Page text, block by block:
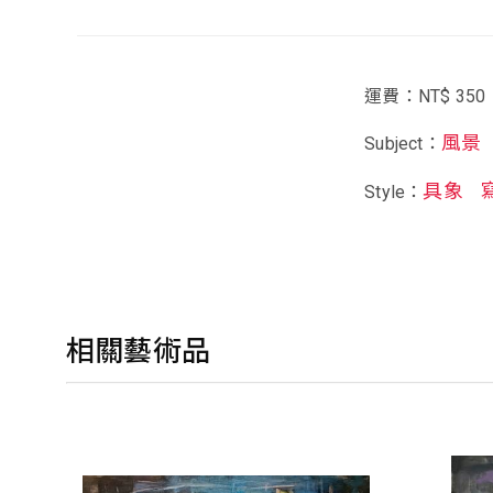
運費：NT$ 350
Subject： 風景
Style：具象
相關藝術品